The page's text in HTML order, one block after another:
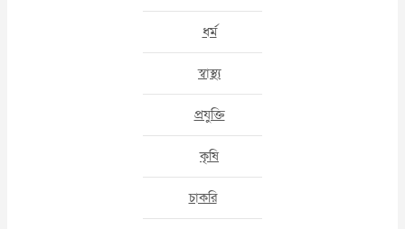
ধর্ম
স্বাস্থ্য
প্রযুক্তি
কৃষি
চাকরি